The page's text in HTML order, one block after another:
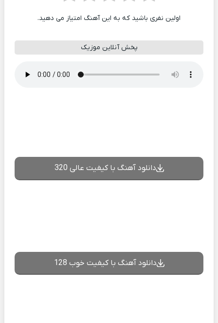
اولین نفری باشید که به این آهنگ امتیاز می دهید.
پخش آنلاین موزیک
دانلود آهنگ با کیفیت عالی 320
دانلود آهنگ با کیفیت خوب 128